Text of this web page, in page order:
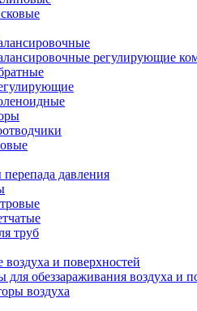
регулирующие
перепада давления
труб
воздуха и поверхностей
обеззараживания воздуха и
воздуха